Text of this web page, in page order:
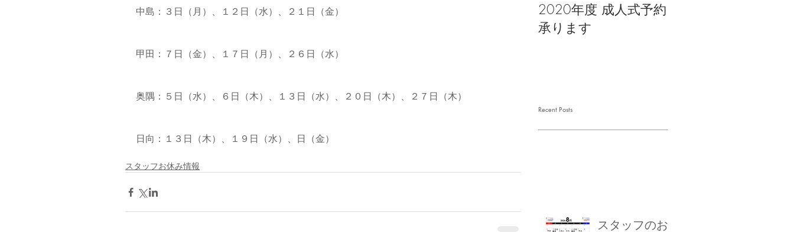
中島：３日（月）、１２日（水）、２１日（金）
甲田：７日（金）、１７日（月）、２６日（水）
奥隅：５日（水）、６日（木）、１３日（水）、２０日（木）、２７日（木）
日向：１３日（木）、１９日（水）、日（金）
スタッフお休み情報
2020年度 成人式予約
承ります
Recent Posts
スタッフのお